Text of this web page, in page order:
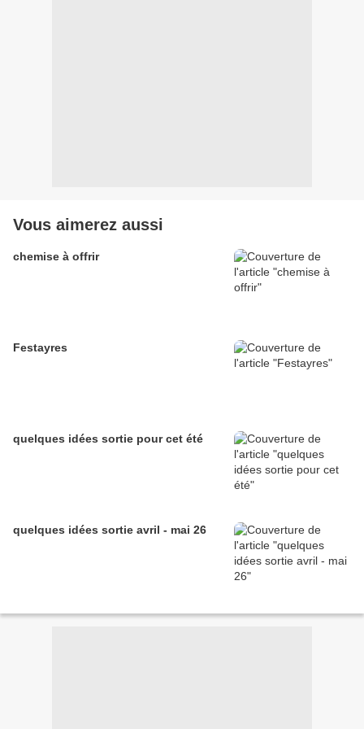
Vous aimerez aussi
chemise à offrir
Festayres
quelques idées sortie pour cet été
quelques idées sortie avril - mai 26